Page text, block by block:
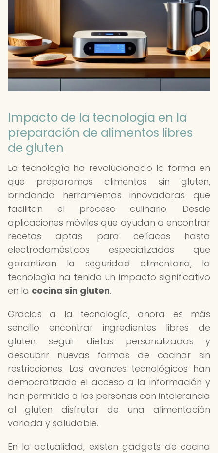
Impacto de la tecnología en la
preparación de alimentos libres
de gluten
La tecnología ha revolucionado la forma en
que preparamos alimentos sin gluten,
brindando herramientas innovadoras que
facilitan el proceso culinario. Desde
aplicaciones móviles que ayudan a encontrar
recetas aptas para celíacos hasta
electrodomésticos especializados que
garantizan la seguridad alimentaria, la
tecnología ha tenido un impacto significativo
en la cocina sin gluten.
Gracias a la tecnología, ahora es más
sencillo encontrar ingredientes libres de
gluten, seguir dietas personalizadas y
descubrir nuevas formas de cocinar sin
restricciones. Los avances tecnológicos han
democratizado el acceso a la información y
han permitido a las personas con intolerancia
al gluten disfrutar de una alimentación
variada y saludable.
En la actualidad, existen gadgets de cocina